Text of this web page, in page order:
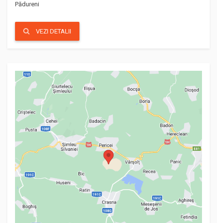
Pădureni
VEZI DETALII